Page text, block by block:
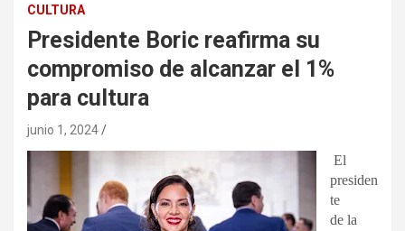
CULTURA
Presidente Boric reafirma su
compromiso de alcanzar el 1%
para cultura
junio 1, 2024
El
presiden
te
de la